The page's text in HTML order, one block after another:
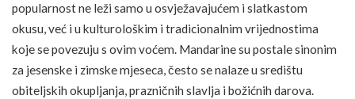
popularnost ne leži samo u osvježavajućem i slatkastom
okusu, već i u kulturološkim i tradicionalnim vrijednostima
koje se povezuju s ovim voćem. Mandarine su postale sinonim
za jesenske i zimske mjeseca, često se nalaze u središtu
obiteljskih okupljanja, prazničnih slavlja i božićnih darova.